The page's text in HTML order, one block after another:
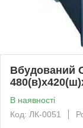
Вбудований
В наявності
Код: ЛК-0051